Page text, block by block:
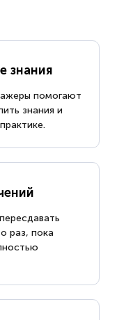
знания
помогают
знания и
раз, пока